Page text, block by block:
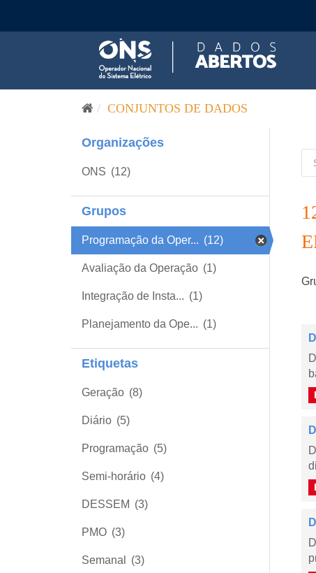
CONJUNTOS DE DADOS
Organizações
ONS (12)
Grupos
Programação da Oper... (12)
Avaliação da Operação (1)
Integração de Insta... (1)
Planejamento da Ope... (1)
Etiquetas
Geração (8)
Diário (5)
Programação (5)
Semi-horário (4)
DESSEM (3)
PMO (3)
Semanal (3)